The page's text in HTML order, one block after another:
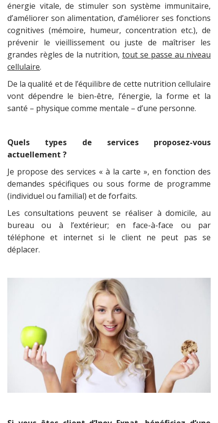
énergie vitale, de stimuler son système immunitaire,
d’améliorer son alimentation, d’améliorer ses fonctions
cognitives (mémoire, humeur, concentration etc.), de
prévenir le vieillissement ou juste de maîtriser les
grandes règles de la nutrition, tout se passe au niveau
cellulaire.
De la qualité et de l’équilibre de cette nutrition cellulaire
vont dépendre le bien-être, l’énergie, la forme et la
santé – physique comme mentale – d’une personne.
Quels types de services proposez-vous
actuellement ?
Je propose des services « à la carte », en fonction des
demandes spécifiques ou sous forme de programme
(individuel ou familial) et de forfaits.
Les consultations peuvent se réaliser à domicile, au
bureau ou à l’extérieur; en face-à-face ou par
téléphone et internet si le client ne peut pas se
déplacer.